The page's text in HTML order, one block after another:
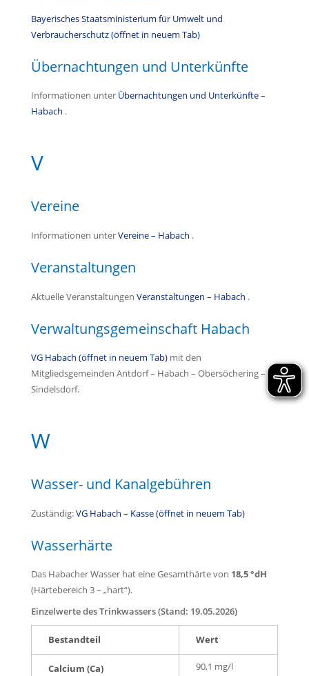
Bayerisches Staatsministerium für Umwelt und
Verbraucherschutz (öffnet in neuem Tab)
Übernachtungen und Unterkünfte
Informationen unter Übernachtungen und Unterkünfte –
Habach .
V
Vereine
Informationen unterVereine – Habach .
Veranstaltungen
Aktuelle Veranstaltungen Veranstaltungen – Habach .
Verwaltungsgemeinschaft Habach
VG Habach (öffnet in neuem Tab) mit den
Mitgliedsgemeinden Antdorf – Habach – Obersöchering –
Sindelsdorf.
W
Wasser- und Kanalgebühren
Zuständig:VG Habach – Kasse (öffnet in neuem Tab)
Wasserhärte
Das Habacher Wasser hat eine Gesamthärte von 18,5 °dH
(Härtebereich 3 – „hart“).
Einzelwerte des Trinkwassers (Stand: 19.05.2026)
Bestandteil Wert
Calcium (Ca) 90,1 mg/l